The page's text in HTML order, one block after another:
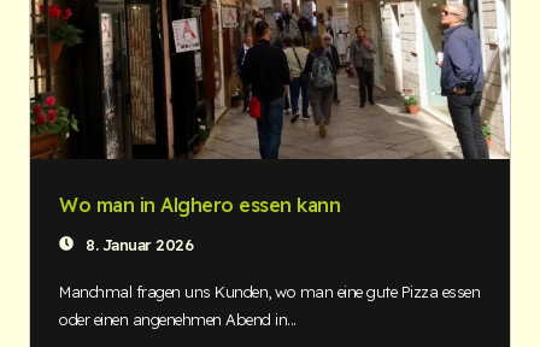
Wo man in Alghero essen kann
8. Januar 2026
Manchmal fragen uns Kunden, wo man eine gute Pizza essen
oder einen angenehmen Abend in...